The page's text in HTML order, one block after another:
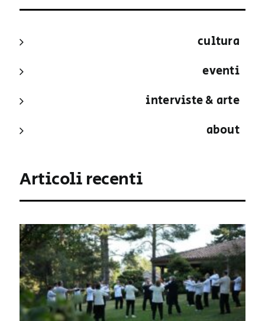
cultura
eventi
interviste & arte
about
Articoli recenti